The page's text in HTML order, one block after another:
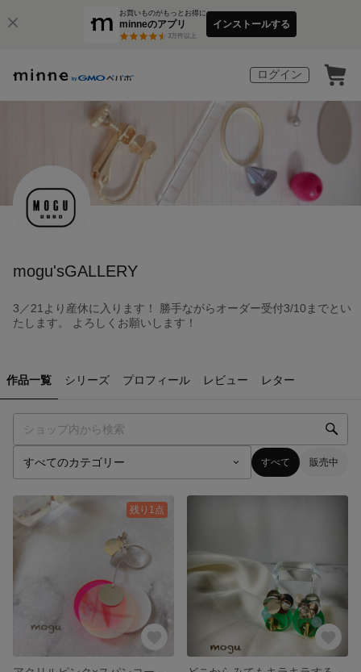
お買いものがもっとお得に
minneのアプリ
3万件以上
インストールする
ログイン
mogu'sGALLERY
3／21より産休に入ります！ 勝手ながらオーダー受付3/10までとい
たします。 よろしくお願いします！
作品一覧 シリーズ プロフィール レビュー レター
すべて 販売中
残り1点